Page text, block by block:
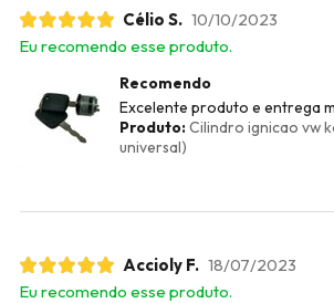
Célio S. 10/10/2023
Eu recomendo esse produto.
Recomendo
Excelente produto e entrega
Produto:Cilindro ignicao vw
universal)
Accioly F. 18/07/2023
Eu recomendo esse produto.